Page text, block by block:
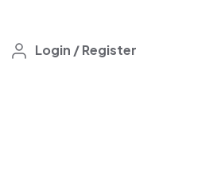
Login /Register